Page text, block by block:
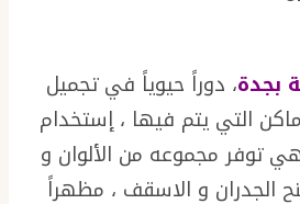
بجدة، دوراً حيوياً في تجميل
التي يتم فيها ، إستخدام
توفر مجموعه من الألوان و
الجدران و الاسقف ، مظهراً